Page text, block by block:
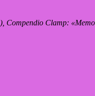
Clamp: